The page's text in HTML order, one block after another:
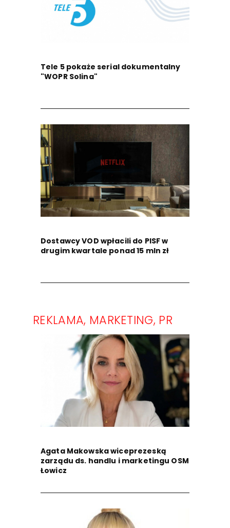
Tele 5 pokaże serial dokumentalny
"WOPR Solina"
Dostawcy VOD wpłacili do PISF w
drugim kwartale ponad 15 mln zł
REKLAMA, MARKETING, PR
Agata Makowska wiceprezeską
zarządu ds. handlu i marketingu OSM
Łowicz